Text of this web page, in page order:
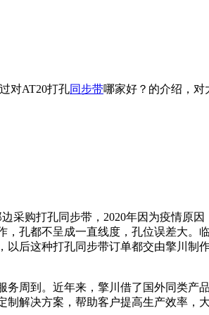
对AT20打孔同步带哪家好？的介绍，
采购打孔同步带，2020年因为疫情原
，孔都不呈成一直线度，孔位误差大。
后这种打孔同步带订单都交由擎川制
周到。近年来，擎川借了国外同类产
解决方案，帮助客户提高生产效率，